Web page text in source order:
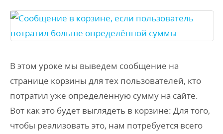
В этом уроке мы выведем сообщение на
странице корзины для тех пользователей, кто
потратил уже определённую сумму на сайте.
Вот как это будет выглядеть в корзине: Для того,
чтобы реализовать это, нам потребуется всего